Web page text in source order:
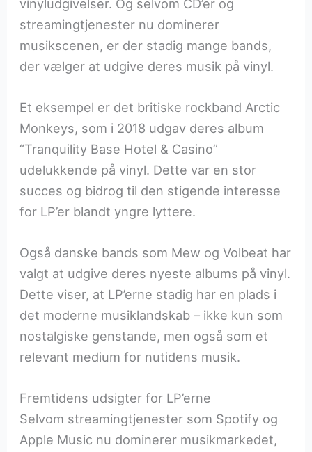
vinyludgivelser. Og selvom CD’er og
streamingtjenester nu dominerer
musikscenen, er der stadig mange bands,
der vælger at udgive deres musik på vinyl.
Et eksempel er det britiske rockband Arctic
Monkeys, som i 2018 udgav deres album
“Tranquility Base Hotel & Casino”
udelukkende på vinyl. Dette var en stor
succes og bidrog til den stigende interesse
for LP’er blandt yngre lyttere.
Også danske bands som Mew og Volbeat har
valgt at udgive deres nyeste albums på vinyl.
Dette viser, at LP’erne stadig har en plads i
det moderne musiklandskab – ikke kun som
nostalgiske genstande, men også som et
relevant medium for nutidens musik.
Fremtidens udsigter for LP’erne
Selvom streamingtjenester som Spotify og
Apple Music nu dominerer musikmarkedet,